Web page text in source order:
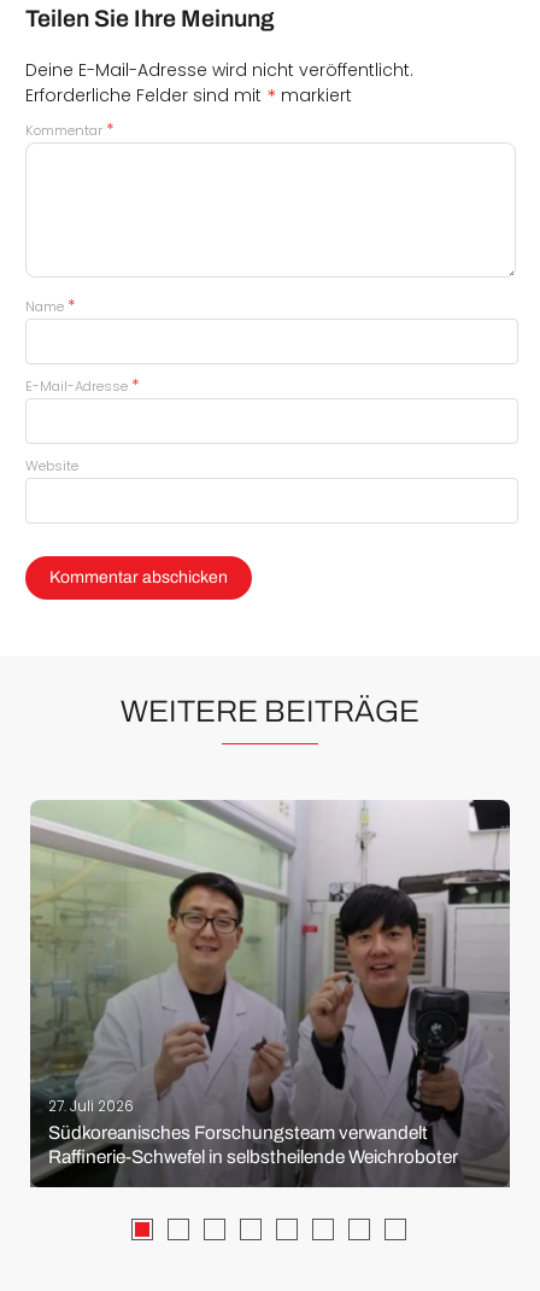
Teilen Sie Ihre Meinung
Deine E-Mail-Adresse wird nicht veröffentlicht.
Erforderliche Felder sind mit * markiert
Kommentar *
Name *
E-Mail-Adresse *
Website
WEITERE BEITRÄGE
27. Juli 2026
Südkoreanisches Forschungsteam verwandelt
Raffinerie-Schwefel in selbstheilende Weichroboter